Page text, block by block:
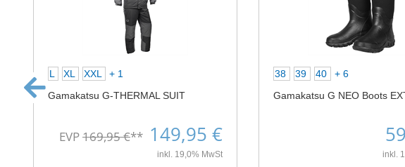
L XL XXL
+ 1
Gamakatsu G-THERMAL SUIT
EVP169,95 €** 149,95 €
inkl. 19,0% MwSt
38 39 40
+ 6
Gamakatsu G NEO Boots
inkl.